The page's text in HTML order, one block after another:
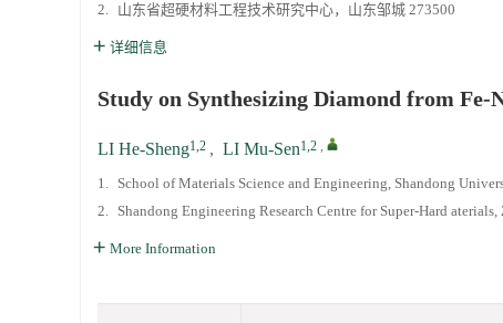
2. 山东省超硬材料工程技术研究中心，山东邹城 273500
详细信息
Study on Synthesizing Diamond from
LI He-Sheng1,2 , LI Mu-Sen1,2 ,
1. School of Materials Science and Engineering, Shandong
2. Shandong Engineering Research Centre for Super-Hard
More Information